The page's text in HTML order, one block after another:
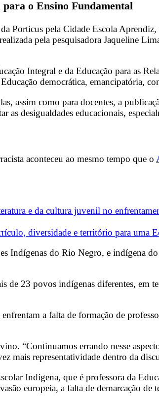
o Ensino Fundamental
Porticus pela Cidade Escola
pela pesquisadora Jaqueline
Integral e da Educação para as
democrática, emancipatória,
assim como para docentes, a
as desigualdades educacionais,
aconteceu ao mesmo tempo que o
e da cultura juvenil no
diversidade e território para uma
Indígenas do Rio Negro, e indígena
23 povos indígenas diferentes, em
a falta de formação de
“Continuamos errando nesse
mais representatividade dentro da
Indígena, que é professora da
europeia, a falta de demarcação